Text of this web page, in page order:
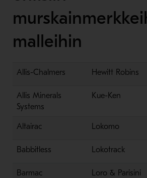
malleihin
Allis-Chalmers Hewitt Robins
Allis Minerals
Systems
Kue-Ken
Altairac Lokomo
Babbitless Lokotrack
Barmac Loro & Parisini